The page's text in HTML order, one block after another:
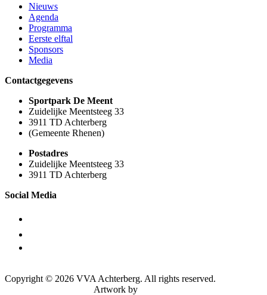
Nieuws
Agenda
Programma
Eerste elftal
Sponsors
Media
Contactgegevens
Sportpark De Meent
Zuidelijke Meentsteeg 33
3911 TD Achterberg
(Gemeente Rhenen)
Postadres
Zuidelijke Meentsteeg 33
3911 TD Achterberg
Social Media
Copyright © 2026 VVA Achterberg. All rights reserved.
Artwork by